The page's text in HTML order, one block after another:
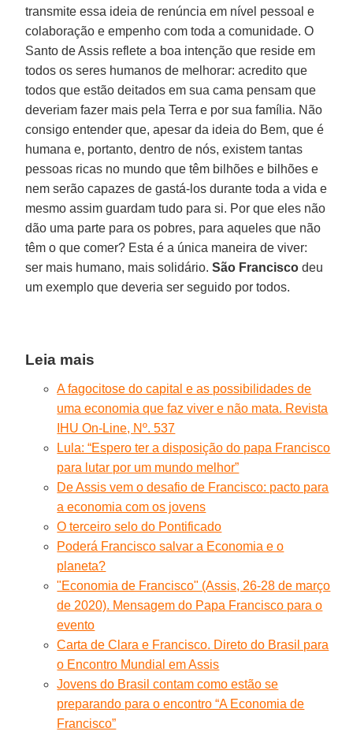
transmite essa ideia de renúncia em nível pessoal e
colaboração e empenho com toda a comunidade. O
Santo de Assis reflete a boa intenção que reside em
todos os seres humanos de melhorar: acredito que
todos que estão deitados em sua cama pensam que
deveriam fazer mais pela Terra e por sua família. Não
consigo entender que, apesar da ideia do Bem, que é
humana e, portanto, dentro de nós, existem tantas
pessoas ricas no mundo que têm bilhões e bilhões e
nem serão capazes de gastá-los durante toda a vida e
mesmo assim guardam tudo para si. Por que eles não
dão uma parte para os pobres, para aqueles que não
têm o que comer? Esta é a única maneira de viver:
ser mais humano, mais solidário.São Francisco deu
um exemplo que deveria ser seguido por todos.
Leia mais
A fagocitose do capital e as possibilidades de
uma economia que faz viver e não mata. Revista
IHU On-Line, Nº. 537
Lula: “Espero ter a disposição do papa Francisco
para lutar por um mundo melhor”
De Assis vem o desafio de Francisco: pacto para
a economia com os jovens
O terceiro selo do Pontificado
Poderá Francisco salvar a Economia e o
planeta?
"Economia de Francisco" (Assis, 26-28 de março
de 2020). Mensagem do Papa Francisco para o
evento
Carta de Clara e Francisco. Direto do Brasil para
o Encontro Mundial em Assis
Jovens do Brasil contam como estão se
preparando para o encontro “A Economia de
Francisco”